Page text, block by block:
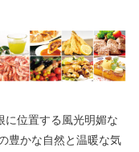
に位置する風光明媚な
豊かな自然と温暖な気